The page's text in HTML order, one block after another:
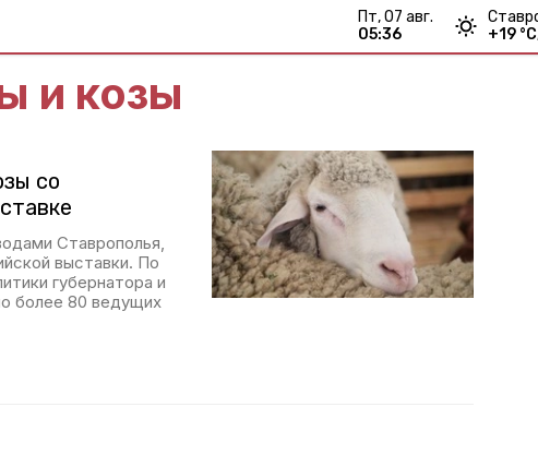
пт, 07 авг.
05:36
+19
и козы
со
Ставрополья,
выставки. По
губернатора и
более 80 ведущих